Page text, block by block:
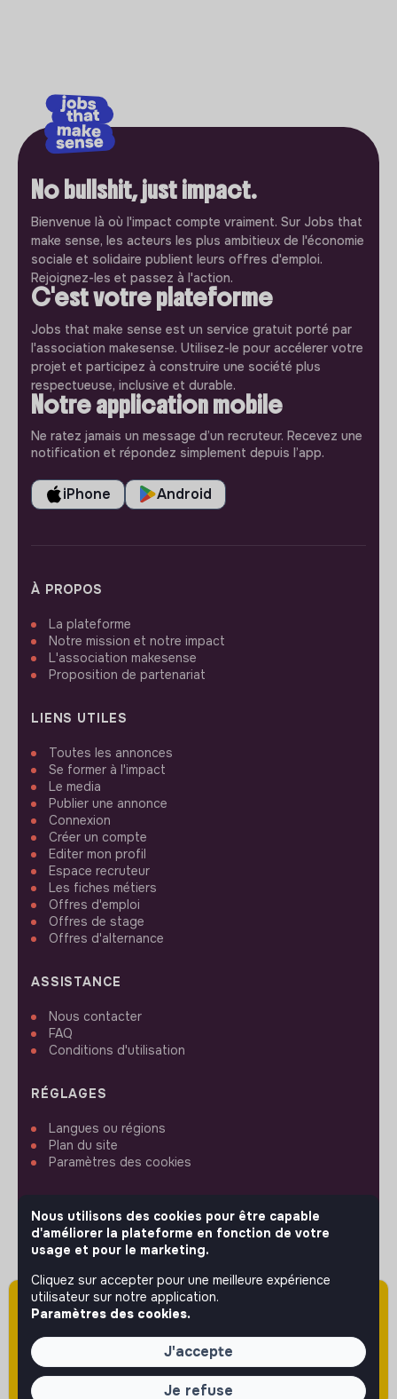
Attention cette annonce a été publiée il y a
plus de 60 jours (le 18/05/2026) et est sans
doute expirée ou non mise à jour.
No bullshit, just impact.
Bienvenue là où l'impact compte vraiment. Sur Jobs that
make sense, les acteurs les plus ambitieux de l'économie
sociale et solidaire publient leurs offres d'emploi.
Rejoignez-les et passez à l'action.
C'est votre plateforme
Jobs that make sense est un service gratuit porté par
l'association makesense. Utilisez-le pour accélerer votre
projet et participez à construire une société plus
respectueuse, inclusive et durable.
Notre application mobile
Ne ratez jamais un message d’un recruteur. Recevez une
notification et répondez simplement depuis l’app.
iPhone Android
À PROPOS
La plateforme
Notre mission et notre impact
L'association makesense
Proposition de partenariat
LIENS UTILES
Toutes les annonces
Se former à l'impact
Le media
Publier une annonce
Connexion
Créer un compte
Editer mon profil
Espace recruteur
Les fiches métiers
Offres d'emploi
Offres de stage
Offres d'alternance
ASSISTANCE
Nous contacter
FAQ
Conditions d'utilisation
RÉGLAGES
Langues ou régions
Plan du site
Paramètres des cookies
SUIVEZ-NOUS
© 2026 jobs that makesense.
Nous utilisons des cookies pour être capable
d'améliorer la plateforme en fonction de votre
usage et pour le marketing.
Cliquez sur accepter pour une meilleure expérience
utilisateur sur notre application.
Paramètres des cookies.
J'accepte
Je refuse